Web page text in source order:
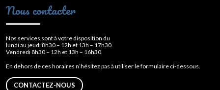
Nous contacter
Nos services sont à votre disposition du
lundi au jeudi 8h30 – 12h et 13h – 17h30.
Vendredi 8h30 – 12h et 13h – 16h30.
En dehors de ces horaires n’hésitez pas à utiliser le formulaire ci-dessous.
CONTACTEZ-NOUS